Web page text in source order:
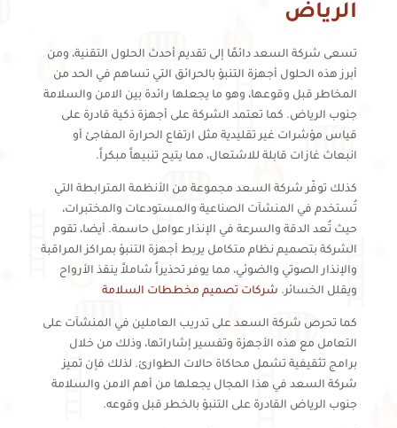
الرياض
تسعى شركة السعد دائمًا إلى تقديم أحدث الحلول التقنية، ومن
أبرز هذه الحلول أجهزة التنبؤ بالحرائق التي تساهم في الحد من
المخاطر قبل وقوعها، وهو ما يجعلها رائدة بين الامن والسلامة
جنوب الرياض. كما تعتمد الشركة على أجهزة ذكية قادرة على
قياس مؤشرات غير تقليدية مثل ارتفاع الحرارة المفاجئ أو
انبعاث غازات قابلة للاشتعال، مما يتيح تنبيهاً مبكراً.
كذلك توفّر شركة السعد مجموعة من الأنظمة المترابطة التي
تُستخدم في المنشآت الصناعية والمستودعات والمختبرات،
حيث تُعد الدقة والسرعة في الإنذار عوامل حاسمة. أيضا، تقوم
الشركة بتصميم نظام متكامل يربط أجهزة التنبؤ بمراكز المراقبة
والإنذار الصوتي والضوئي، مما يوفر تحذيراً شاملاً ينقذ الأرواح
ويقلل الخسائر. شركات تصميم مخططات السلامة
كما تحرص شركة السعد على تدريب العاملين في المنشآت على
التعامل مع هذه الأجهزة وتفسير إشاراتها، وذلك من خلال
برامج تثقيفية تشمل محاكاة حالات الطوارئ. لذلك فإن تميز
شركة السعد في هذا المجال يجعلها من أهم الامن والسلامة
جنوب الرياض القادرة على التنبؤ بالخطر قبل وقوعه.